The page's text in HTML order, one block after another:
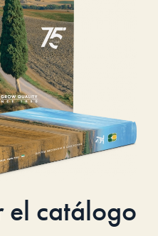
el catálogo